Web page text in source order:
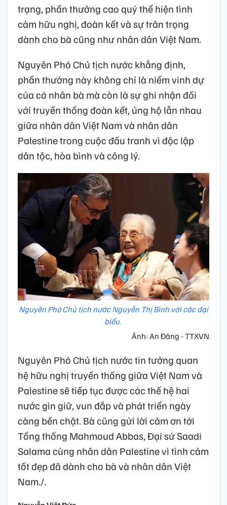
trạng, phần thưởng cao quý thể hiện tình
cảm hữu nghị, đoàn kết và sự trân trọng
dành cho bà cũng như nhân dân Việt Nam.
Nguyên Phó Chủ tịch nước khẳng định,
phần thưởng này không chỉ là niềm vinh dự
của cá nhân bà mà còn là sự ghi nhận đối
với truyền thống đoàn kết, ủng hộ lẫn nhau
giữa nhân dân Việt Nam và nhân dân
Palestine trong cuộc đấu tranh vì độc lập
dân tộc, hòa bình và công lý.
Nguyên Phó Chủ tịch nước Nguyễn Thị Bình với các đại
biểu.
Ảnh: An Đăng - TTXVN
Nguyên Phó Chủ tịch nước tin tưởng quan
hệ hữu nghị truyền thống giữa Việt Nam và
Palestine sẽ tiếp tục được các thế hệ hai
nước gìn giữ, vun đắp và phát triển ngày
càng bền chặt. Bà cũng gửi lời cảm ơn tới
Tổng thống Mahmoud Abbas, Đại sứ Saadi
Salama cùng nhân dân Palestine vì tình cảm
tốt đẹp đã dành cho bà và nhân dân Việt
Nam./.